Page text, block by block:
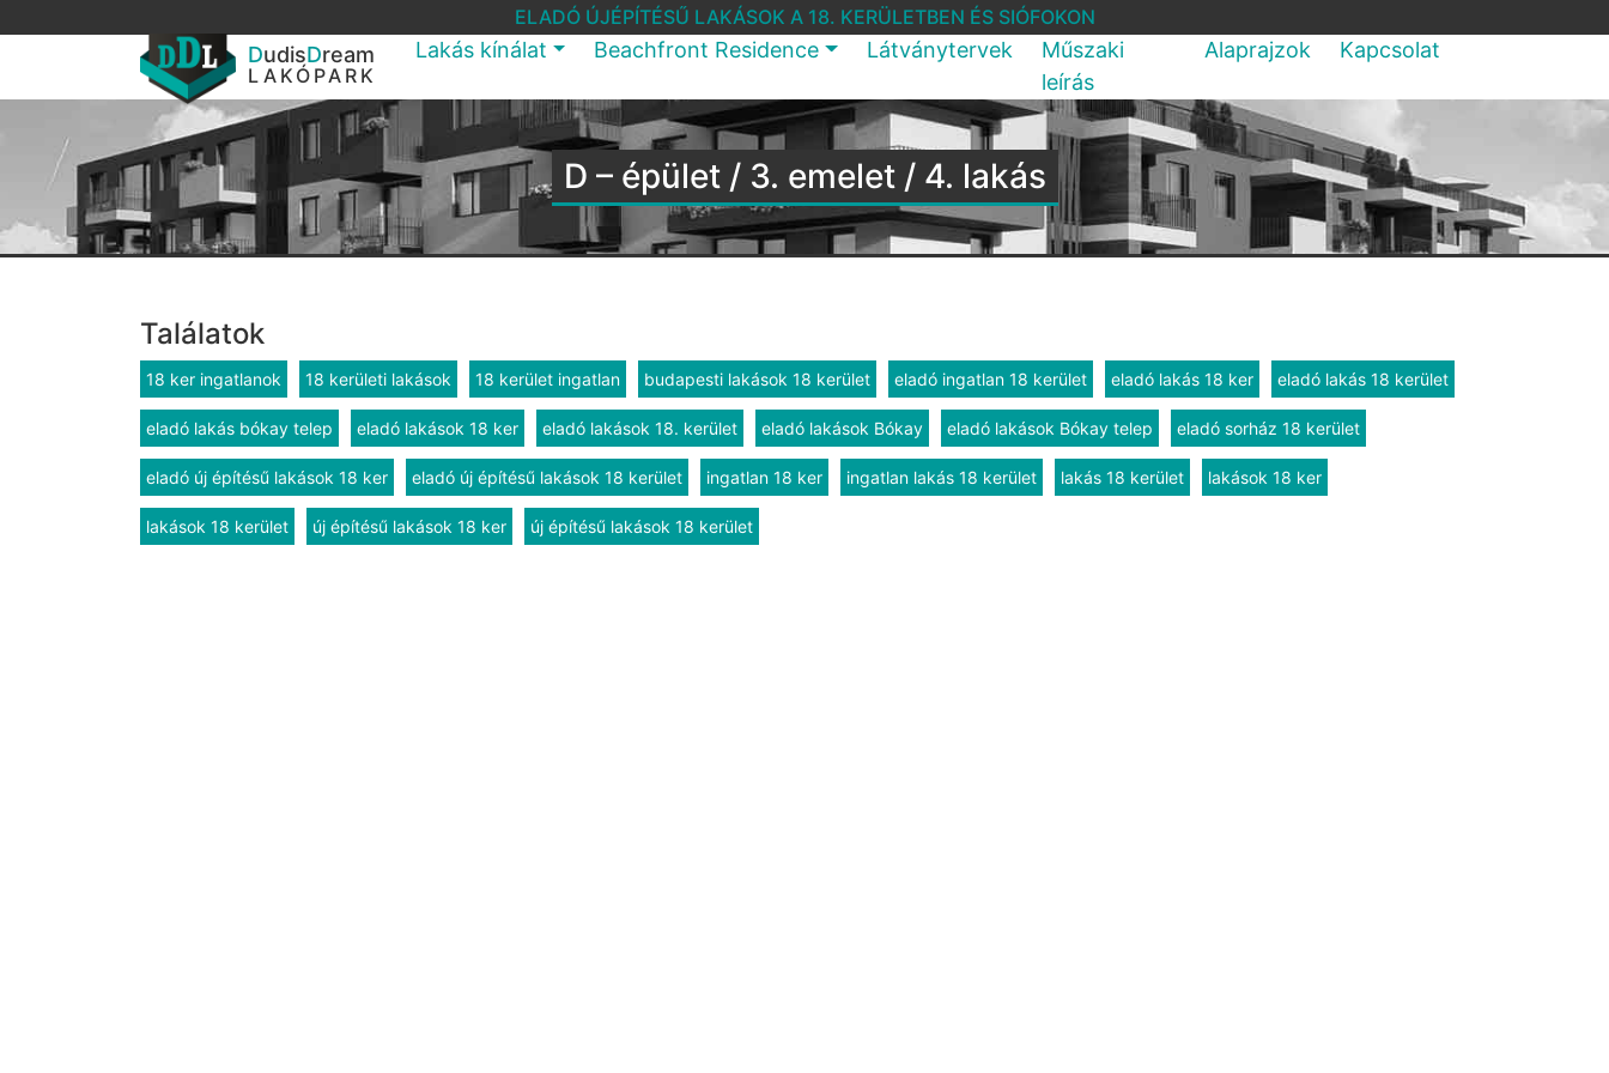
ELADÓ ÚJÉPÍTÉSŰ LAKÁSOK A 18. KERÜLETBEN ÉS SIÓFOKON
DudisDream
LAKÓPARK
Lakás kínálat Beachfront Residence Látványtervek
Műszaki
leírás
Alaprajzok Kapcsolat
D – épület / 3. emelet / 4. lakás
Találatok
18 ker ingatlanok 18 kerületi lakások 18 kerület ingatlan budapesti lakások 18 kerület eladó ingatlan 18 kerület eladó lakás 18 ker eladó lakás 18 kerület
eladó lakás bókay telep eladó lakások 18 ker eladó lakások 18. kerület eladó lakások Bókay eladó lakások Bókay telep eladó sorház 18 kerület
eladó új építésű lakások 18 ker eladó új építésű lakások 18 kerület ingatlan 18 ker ingatlan lakás 18 kerület lakás 18 kerület lakások 18 ker
lakások 18 kerület új építésű lakások 18 ker új építésű lakások 18 kerület